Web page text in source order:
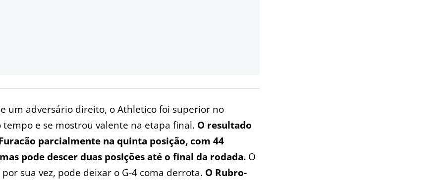
um adversário direito, o Athletico foi superior no
e se mostrou valente na etapa final. O resultado
parcialmente na quinta posição, com 44
pode descer duas posições até o final da rodada. O
por sua vez, pode deixar o G-4 coma derrota. O Rubro-